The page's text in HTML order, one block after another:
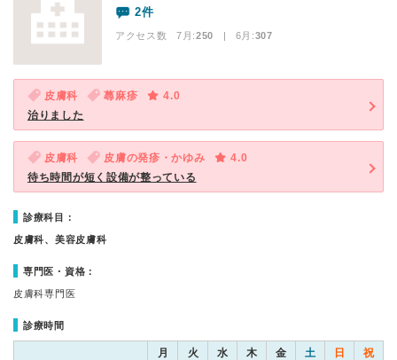
2件
アクセス数 7月:250 | 6月:307
皮膚科 蕁麻疹
4.0
治りました
皮膚科 皮膚の発疹・かゆみ
4.0
待ち時間が短く設備が整っている
診療科目：
皮膚科、美容皮膚科
専門医・資格：
皮膚科専門医
診療時間
月 火 水 木 金 土 日 祝